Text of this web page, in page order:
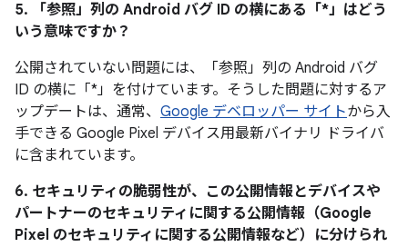
5. 「参照」 列の Android バグ ID の横にある「*」はどう
いう意味ですか？
公開されていない問題には、「参照」列の Android バグ
ID の横に「*」を付けています。そうした問題に対するア
ップデートは、通常、 Google デベロッパー サイトから入
手できる Google Pixel デバイス用最新バイナリ ドライバ
に含まれています。
6. セキュリティの脆弱性が、この公開情報とデバイスや
パートナーのセキュリティに関する公開情報（Google
Pixel のセキュリティに関する公開情報など）に分けられ